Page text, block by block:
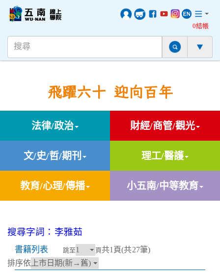
0結帳
飛躍六十 迎向百年
法律/政治 財經/商管/觀光
文/史/哲/期刊 理工/醫護
教育/心理/傳播 小五南/中等教育
搜尋字詞：李雅茹
書籍列表 跳至 頁共1頁(共27筆)
排序依